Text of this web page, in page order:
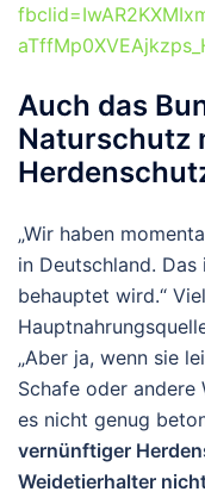
Auch das
Naturschutz
„Wir haben
in Deutschland.
behauptet wird.“
„Aber ja, wenn sie
Schafe oder andere
es nicht genug
vernünftiger
Weidetierhalter